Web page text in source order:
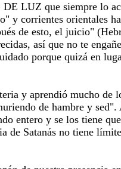
LUZ que siempre lo
y corrientes orientales
de esto, el juicio"
así que no te
porque quizá en
y aprendió mucho de
de hambre y
entero y se los tiene
de Satanás no tiene